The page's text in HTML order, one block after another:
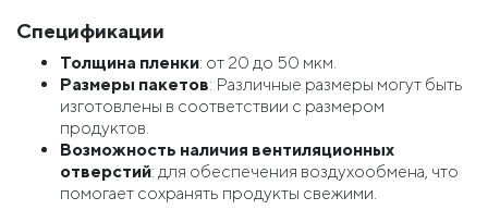
Спецификации
Толщина пленки: от 20 до 50 мкм.
Размеры пакетов: Различные размеры могут быть
изготовлены в соответствии с размером
продуктов.
Возможность наличия вентиляционных
отверстий: для обеспечения воздухообмена, что
помогает сохранять продукты свежими.